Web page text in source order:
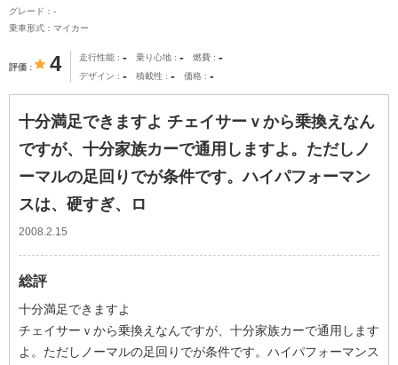
グレード：-
乗車形式：マイカー
評価 4 走行性能 - 乗り心地 - 燃費 -
デザイン - 積載性 - 価格 -
十分満足できますよ チェイサーｖから乗換えなん
ですが、十分家族カーで通用しますよ。ただしノ
ーマルの足回りでが条件です。ハイパフォーマン
スは、硬すぎ、ロ
2008.2.15
総評
十分満足できますよ
チェイサーｖから乗換えなんですが、十分家族カーで通用します
よ。ただしノーマルの足回りでが条件です。ハイパフォーマンス